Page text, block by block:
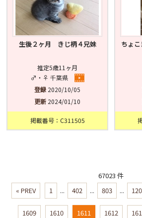
生後２ヶ月 きじ柄４兄妹
推定5歳11ヶ月
♂・♀ 千葉県
登録 2020/10/05
更新 2024/01/10
掲載番号：C311505
ちょ
67023 件
« PREV
1 ... 402 ... 803 ...
1609 1610 1611 1612